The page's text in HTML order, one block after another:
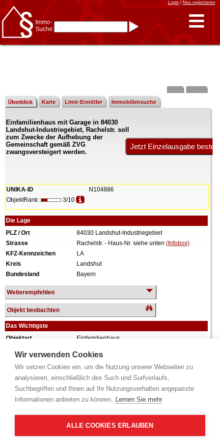
Wir verwenden Cookies
Wir setzen Cookies ein, um die Nutzung unserer Webseiten zu
analysieren, einschließlich des Such und Surfverlaufs,
Suchbegriffen und Ihnen auf Ihr Nutzungsverhalten angepasste
Informationen anbieten zu können. Lernen Sie mehr
ALLE COOKIES ERLAUBEN
Login| Neu registrieren
Immo-
Suche:
z.B.:15 Frankfurtfür
Frankfurt/Oder
und6 Frankfurtfür Frankfurt
Immobiliensuche
nach Kreis
nach Amtsgericht
Überblick Karte Limit-Ermittler Immobiliensuche
Einfamilienhaus mit Garage in 84030
Landshut-Industriegebiet, Rachelstr. soll
zum Zwecke der Aufhebung der
Gemeinschaft gemäß ZVG
zwangsversteigert werden.
UNIKA-ID
N104886
ObjektRank:
3/10
Die Lage
PLZ / Ort
84030 Landshut-Industriegebiet
Strasse
Rachelstr. - Haus-Nr. siehe unten (Infobox)
KFZ-Kennzeichen
LA
Kreis
Landshut
Bundesland
Bayern
Weiterempfehlen
Objekt beobachten
Das Wichtigste
Objektart
Einfamilienhaus
Wiederholungstermin
Nein
Termin
siehe unten(Infobox)
Baujahr
ca. 1954
Grundstück
339 m²
Wohnfläche
95 m²